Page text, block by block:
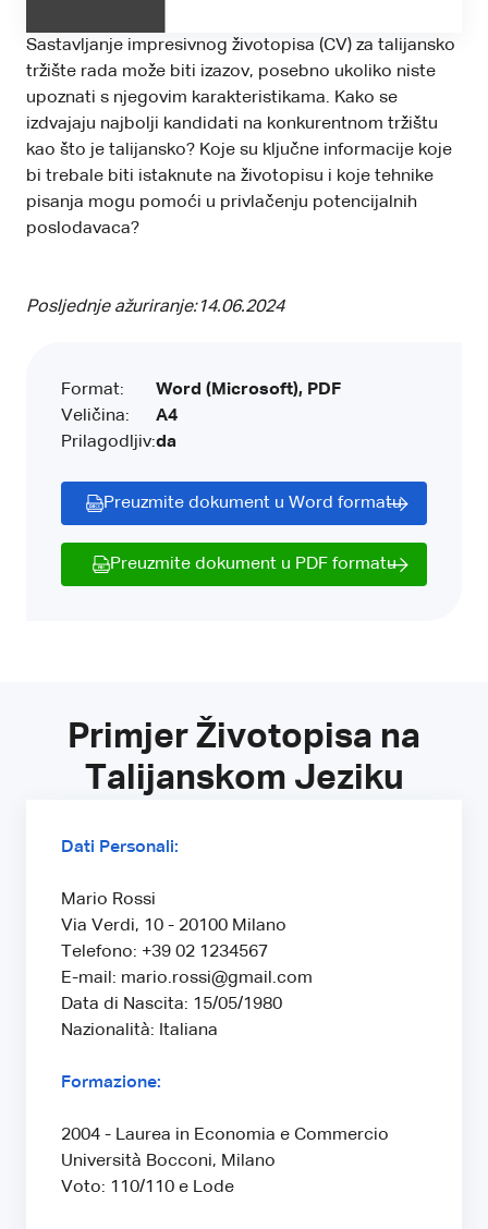
Sastavljanje impresivnog životopisa (CV) za talijansko
tržište rada može biti izazov, posebno ukoliko niste
upoznati s njegovim karakteristikama. Kako se
izdvajaju najbolji kandidati na konkurentnom tržištu
kao što je talijansko? Koje su ključne informacije koje
bi trebale biti istaknute na životopisu i koje tehnike
pisanja mogu pomoći u privlačenju potencijalnih
poslodavaca?
Posljednje ažuriranje:14.06.2024
Format:
Veličina:
Prilagodljiv:
Word (Microsoft), PDF
A4
da
Preuzmite dokument u Word formatu
Preuzmite dokument u PDF formatu
Primjer Životopisa na
Talijanskom Jeziku
Dati Personali:
Mario Rossi
Via Verdi, 10 - 20100 Milano
Telefono: +39 02 1234567
E-mail: mario.rossi@gmail.com
Data di Nascita: 15/05/1980
Nazionalità: Italiana
Formazione:
2004 - Laurea in Economia e Commercio
Università Bocconi, Milano
Voto: 110/110 e Lode